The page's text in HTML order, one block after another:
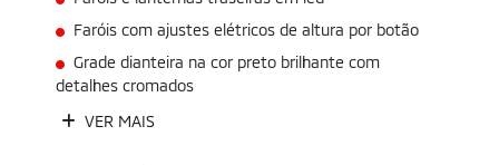
Faróis com ajustes elétricos de altura por botão
Grade dianteira na cor preto brilhante com
detalhes cromados
VER MAIS